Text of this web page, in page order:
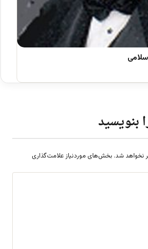
بنویسید
نخواهد شد. بخش‌های موردنیاز علامت‌گذاری